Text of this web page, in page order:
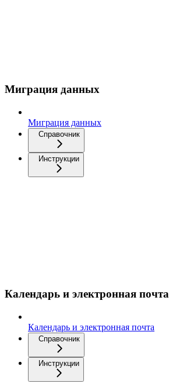
Миграция данных
Миграция данных
Справочник
Инструкции
Календарь и электронная почта
Календарь и электронная почта
Справочник
Инструкции